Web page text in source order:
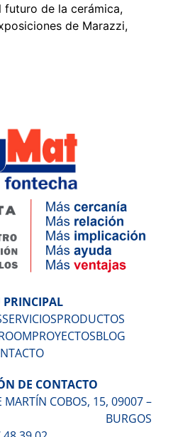
futuro de la cerámica,
de Marazzi,
SERVICIOSPRODUCTOS
PROYECTOSBLOG
DE CONTACTO
MARTÍN COBOS, 15, 09007 –
BURGOS